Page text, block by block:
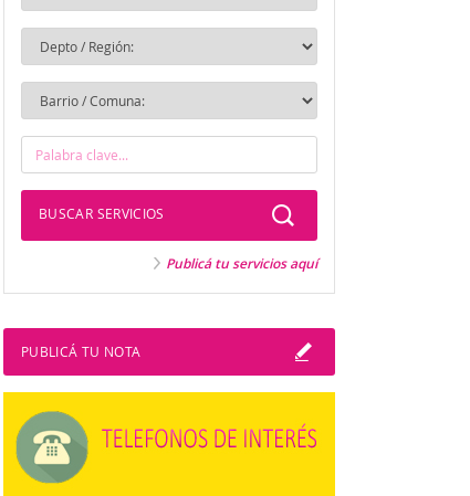
BUSCAR SERVICIOS
Publicá tu servicios aquí
PUBLICÁ TU NOTA